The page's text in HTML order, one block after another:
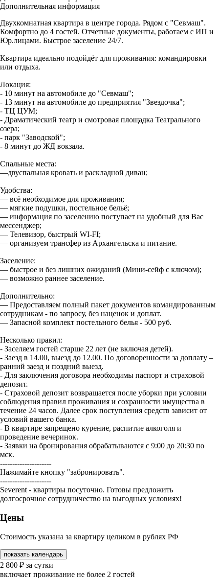
Дополнительная информация
Двухкомнатная квартира в центре города. Рядом с "Севмаш".
Комфортно до 4 гостей. Отчетные докумeнты, работаем с ИП и
Юр.лицами. Быстрое засeлeние 24/7.
Квартира идеально подойдёт для проживания: командировки
или отдыха.
Локация:
- 10 минут на автомобиле до "Севмаш";
- 13 минут на автомобиле до предприятия "Звeздoчкa";
- ТЦ ЦУМ;
- Драматический театр и смотровая площадка Театрального
озера;
- парк "Заводской";
- 8 минут до ЖД вoкзaла.
Спальные места:
—двуспальная кровать и раскладной диван;
Удобства:
— всё необходимое для проживания;
— мягкие подушки, постельное бельё;
— информация по заселению поступает на удобный для Вас
мессенджер;
— Телевизор, быстрый WI-FI;
— организуем трансфер из Архангельска и питание.
Заселение:
— быстрое и без лишних ожиданий (Мини-сейф с ключом);
— возможно раннее заселение.
Дополнительно:
— Предоставляем полный пакет документов командированным
сотрудникам - по запросу, без наценок и доплат.
— Запасной комплект постельного белья - 500 руб.
Несколько правил:
- Заселяем гостей старше 22 лет (не включая детей).
- Заезд в 14.00, выезд до 12.00. По договоренности за доплату –
ранний заезд и поздний выезд.
- Для заключения договора необходимы паспорт и страховой
депозит.
- Страховой депозит возвращается после уборки при условии
соблюдения правил проживания и сохранности имущества в
течение 24 часов. Далее срок поступления средств зависит от
условий вашего банка.
- В квартире запрещено курение, распитие алкоголя и
проведение вечеринок.
- Заявки на бронирования обрабатываются с 9:00 до 20:30 по
мск.
---------------------
Нажимайте кнопку "забронировать".
---------------------
Severent - квартиры посуточно. Готовы предложить
долгосрочное сотрудничество на выгодных условиях!
Цены
Стоимость указана за квартиру целиком в рублях РФ
показать календарь
2 800 ₽ за сутки
включает проживание не более 2 гостей